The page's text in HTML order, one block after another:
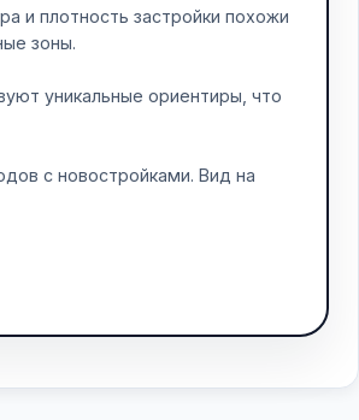
и плотность застройки похожи
зоны.
уникальные ориентиры, что
с новостройками. Вид на